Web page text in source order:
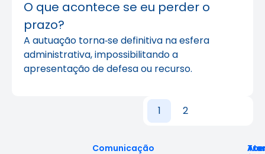
O que acontece se eu perder o
prazo?
A autuação torna‑se definitiva na esfera
administrativa, impossibilitando a
apresentação de defesa ou recurso.
1 2
Comunicação